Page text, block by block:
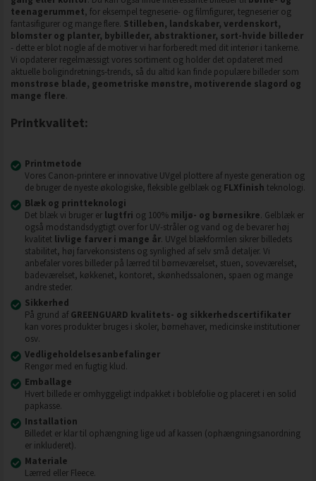
teenagerummet, for eksempel tegneserie- og filmfigurer, tegneserier og
fantasifigurer og mange flere. Stilleben, landskaber, verdenskort,
blomster og planter, bybilleder, abstraktioner, sort-hvide billeder
- dette er blot nogle af de motiver vi har forberedt med dit interiør i tankerne.
Vi opdaterer regelmæssigt vores sortiment og holder det opdateret med
aktuelle boligindretnings-trends, så du altid kan finde populære billeder som
monstrøse blade, geometriske mønstre, motiverende slagord og
mange flere.
Printkvalitet:
Printmetode
Vores Canon-printere er innovative UVgel plottere af nyeste generation og
de bruger de nyeste økologiske, fleksible gelblæk og FLXfinish teknologi.
Blæk og printteknologi
Det blæk vi bruger er lugtfri og 100% miljø- og børnesikre. Gelblæk er
også modstandsdygtigt over for UV-stråler og vand og de bevarer høj
kvalitet livlige farver i mange år. UVgel blækformlen sikrer billedets
stabilitet, høj farvekonsistens og synlighed af selv små detaljer. Vi
anbefaler vores billeder på lærred til børneværelset, stuen, soveværelset,
badeværelset, køkkenet, kontoret, skønhedssalonen, spaen og mange
andre steder.
Sikkerhed
På grund af GREENGUARD kvalitets- og sikkerhedscertifikater
kan vores produkter bruges i skoler, børnehaver, medicinske institutioner
osv.
Vedligeholdelsesanbefalinger
Rengør med en fugtig klud.
Emballage
Hvert billede er omhyggeligt indpakket i boblefolie og placeret i en solid
papkasse.
Installation
Billedet er klar til ophængning lige ud af kassen (ophængningsanordning
er inkluderet).
Materiale
Lærred eller Fleece.